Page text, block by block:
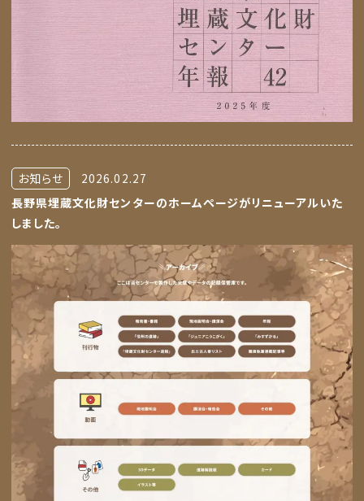
お知らせ
2026.02.27
長野県埋蔵文化財センターのホームページがリニューアルいた
しました。